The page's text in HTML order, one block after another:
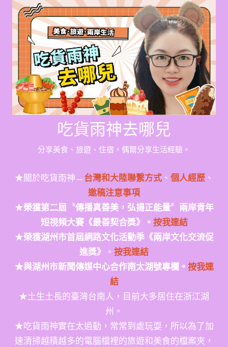
Skip
content
吃貨雨神去哪兒
分享美食、旅遊、住宿，偶爾分享生活經驗。
★關於吃貨雨神→台灣和大陸聯繫方式、 個人經歷、
邀稿注意事項
★榮獲第二屆〝傳播真善美，弘揚正能量〞兩岸青年
短視頻大賽《最善契合獎》。 按我連結
★榮獲湖州市首屆網路文化活動季《兩岸文化交流促
進獎》
。 按我連結
★與湖州市新聞傳媒中心合作南太湖號專欄。 按我連
結
★土生土長的臺灣台南人，目前大多居住在浙江湖
州。
★吃貨雨神實在太過動，常常到處玩耍，所以為了加
速清掃越積越多的電腦檔裡的旅遊和美食的檔案夾，